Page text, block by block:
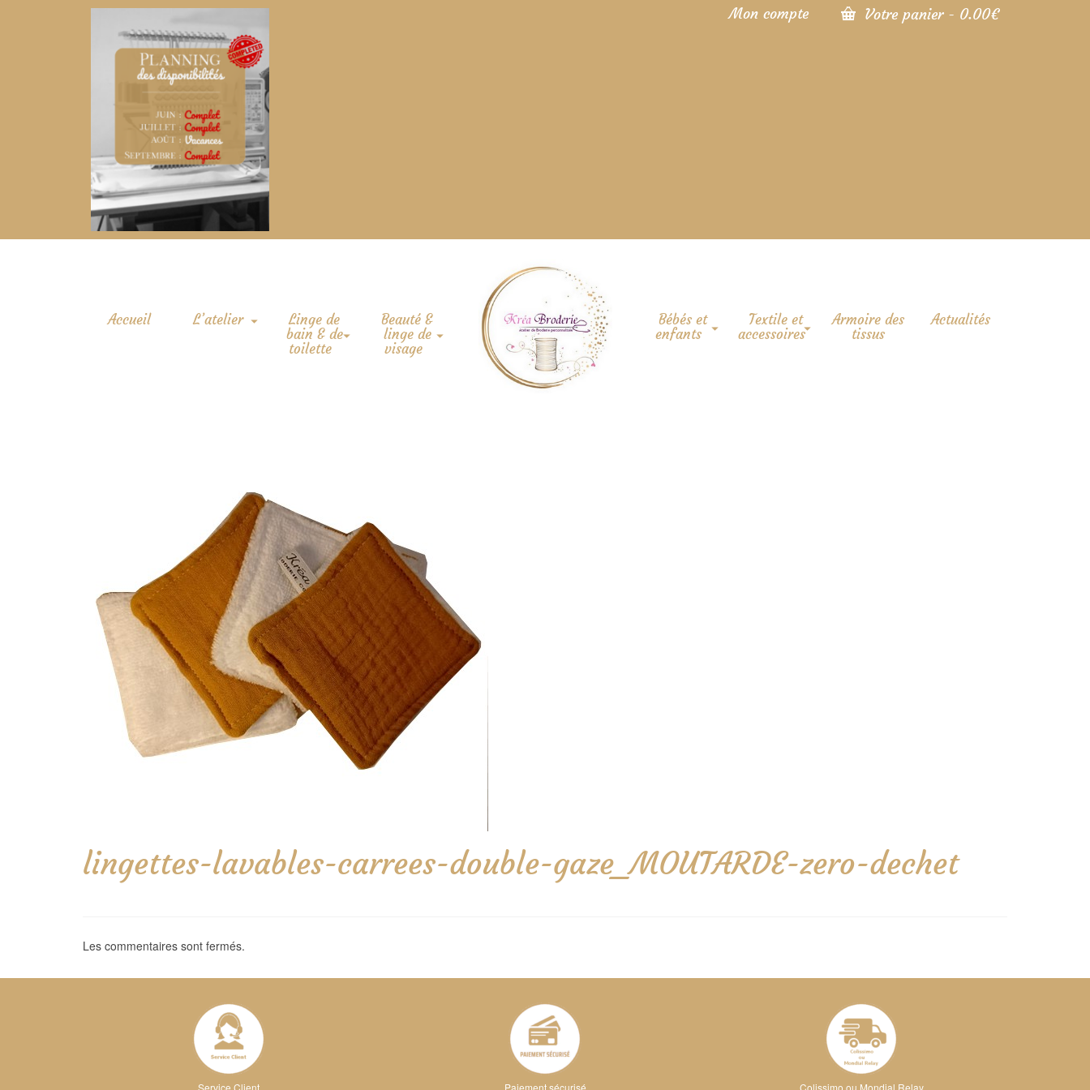
Mon compte Votre panier - 0.00€
Accueil L’atelier
Linge de
bain & de
toilette
Beauté &
linge de
visage
Bébés et
enfants
Textile et
accessoires
Armoire des
tissus
Actualités
lingettes-lavables-carrees-double-gaze_MOUTARDE-zero-dechet
Les commentaires sont fermés.
Service Client Paiement sécurisé Colissimo ou Mondial Relay